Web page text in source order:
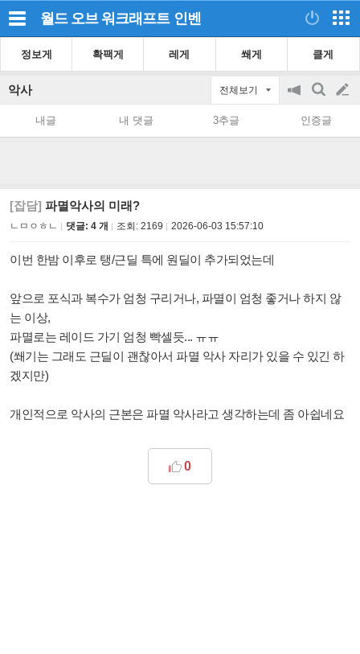
월드 오브 워크래프트 인벤
정보게 확팩게 레게 쐐게 클게
악사 전체보기
공
on/off
검
색
글
쓰
내글 내 댓글 3추글 인증글
[잡담] 파멸악사의 미래?
ㄴㅁㅇㅎㄴ 댓글: 4 개 조회: 2169 2026-06-03 15:57:10
이번 한밤 이후로 탱/근딜 특에 원딜이 추가되었는데
앞으로 포식과 복수가 엄청 구리거나, 파멸이 엄청 좋거나 하지 않
는 이상,
파멸로는 레이드 가기 엄청 빡셀듯... ㅠㅠ
(쐐기는 그래도 근딜이 괜찮아서 파멸 악사 자리가 있을 수 있긴 하
겠지만)
개인적으로 악사의 근본은 파멸 악사라고 생각하는데 좀 아쉽네요
0